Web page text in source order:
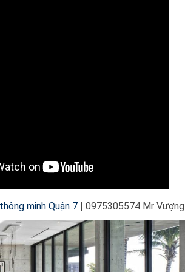
minh Quận 7 | 0975305574 Mr Vượng